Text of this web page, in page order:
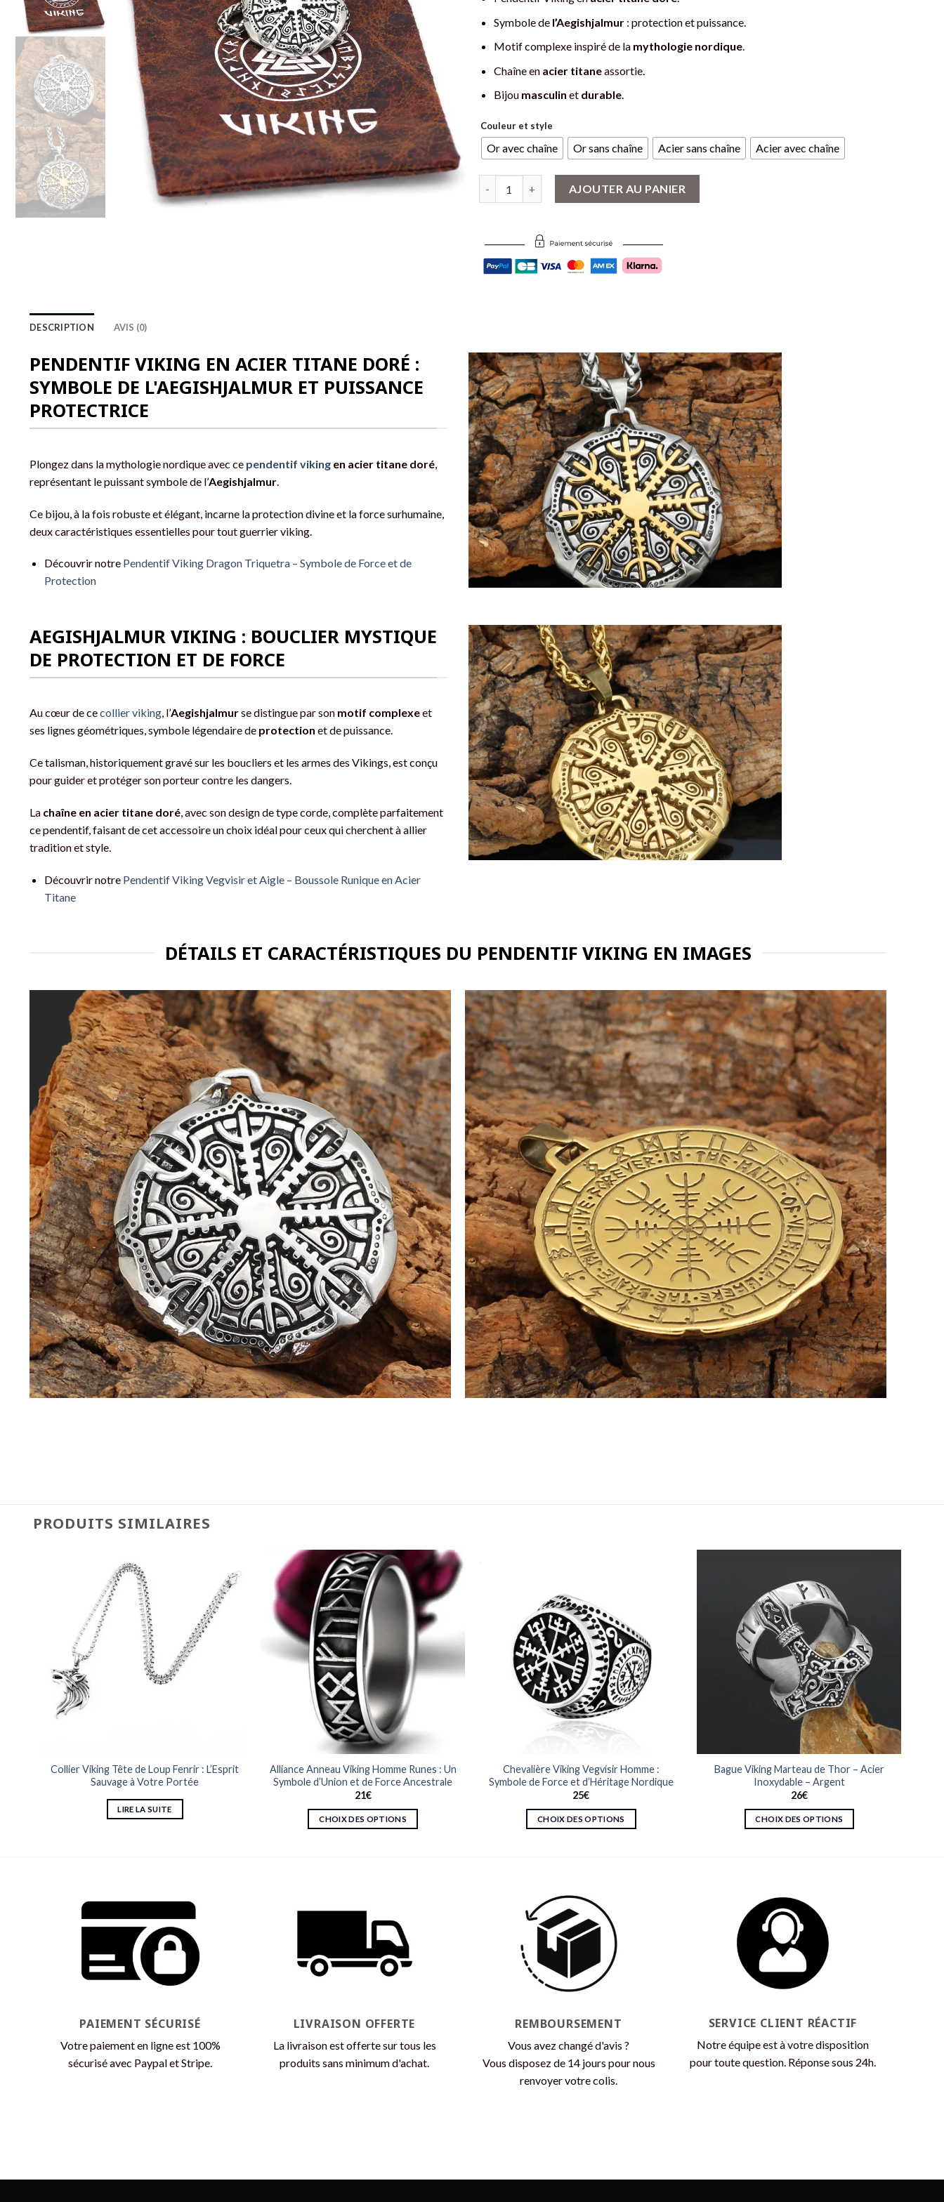
Symbole de l’Aegishjalmur: protection et puissance.
Motif complexe inspiré de la mythologie nordique.
Chaîne en acier titaneassortie.
Bijou masculin et durable.
Couleur et style
Or avec chaîne Or sans chaîne Acier sans chaîne Acier avec chaîne
AJOUTER AU PANIER
DESCRIPTION AVIS (0)
PENDENTIF VIKING EN ACIER TITANE DORÉ :
SYMBOLE DE L'AEGISHJALMUR ET PUISSANCE
PROTECTRICE
Plongez dans la mythologie nordique avec ce pendentif viking en acier titane doré
représentant le puissant symbole de l’Aegishjalmur
Ce bijou, à la fois robuste et élégant, incarne la protection divine et la force surhumaine,
deux caractéristiques essentielles pour tout guerrier viking.
Découvrir notre Pendentif Viking Dragon Triquetra – Symbole de Force et de
Protection
AEGISHJALMUR VIKING : BOUCLIER MYSTIQUE
DE PROTECTION ET DE FORCE
Au cœur de cecollier viking, l’Aegishjalmurse distingue par son motif complexeet
ses lignes géométriques, symbole légendaire de protection et de puissance.
Ce talisman, historiquement gravé sur les boucliers et les armes des Vikings, est conçu
pour guider et protéger son porteur contre les dangers.
La chaîne en acier titane doré, avec son design de type corde, complète parfaitement
ce pendentif, faisant de cet accessoire un choix idéal pour ceux qui cherchent à allier
tradition et style.
Découvrir notre Pendentif Viking Vegvisir et Aigle – Boussole Runique en Acier
Titane
DÉTAILS ET CARACTÉRISTIQUES DU PENDENTIF VIKING EN IMAGES
PRODUITS SIMILAIRES
Collier Viking Tête de Loup Fenrir : L’Esprit
Sauvage à Votre Portée
LIRE LA SUITE
Alliance Anneau Viking Homme Runes : Un
Symbole d’Union et de Force Ancestrale
21€
CHOIX DES OPTIONS
options
peuvent
être
page
du
produit
Chevalière Viking Vegvísir Homme :
Symbole de Force et d’Héritage Nordique
25€
CHOIX DES OPTIONS
variations.
Les
options
peuvent
être
choisies
page
du
produit
Bague Viking Marteau de Thor – Acier
Inoxydable – Argent
26€
CHOIX DES OPTIONS
variations.
Les
options
peuvent
être
choisies
page
du
produit
PAIEMENT SÉCURISÉ
Votre paiement en ligne est 100%
sécurisé avec Paypal et Stripe.
LIVRAISON OFFERTE
La livraison est offerte sur tous les
produits sans minimum d'achat.
REMBOURSEMENT
Vous avez changé d'avis ?
Vous disposez de 14 jours pour nous
renvoyer votre colis.
SERVICE CLIENT RÉACTIF
Notre équipe est à votre disposition
pour toute question. Réponse sous 24h.